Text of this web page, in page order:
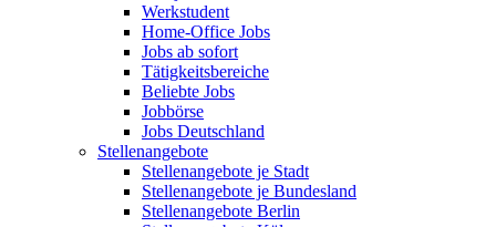
Werkstudent
Home-Office Jobs
Jobs ab sofort
Tätigkeitsbereiche
Beliebte Jobs
Jobbörse
Jobs Deutschland
Stellenangebote
Stellenangebote je Stadt
Stellenangebote je Bundesland
Stellenangebote Berlin